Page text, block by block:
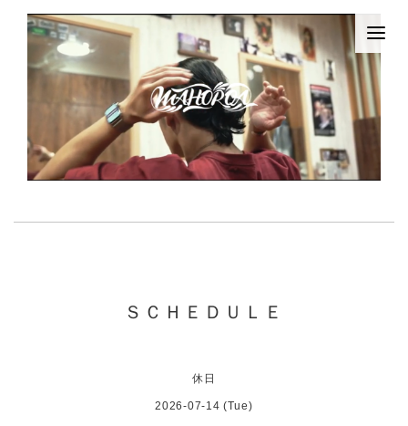
ＳＣＨＥＤＵＬＥ
休日
2026-07-14 (Tue)